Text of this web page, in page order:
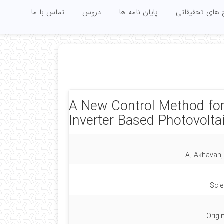
تحقیقاتی پایان نامه ها دروس تماس با ما
A New Control Method
Inverter Based
A.